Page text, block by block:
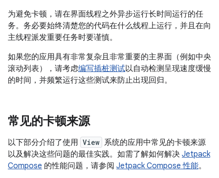
为避免卡顿，请在界面线程之外异步运行长时间运行的任
务。务必要始终清楚您的代码在什么线程上运行，并且在向
主线程派发重要任务时要谨慎。
如果您的应用具有非常复杂且非常重要的主界面（例如中央
滚动列表），请考虑编写插桩测试以自动检测呈现速度缓慢
的时间，并频繁运行这些测试来防止出现回归。
常见的卡顿来源
以下部分介绍了使用 View 系统的应用中常见的卡顿来源
以及解决这些问题的最佳实践。如需了解如何解决 Jetpack
Compose 的性能问题，请参阅 Jetpack Compose 性能。